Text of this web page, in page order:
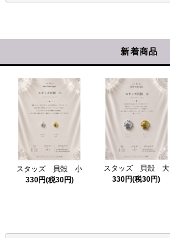
新着商品
スタッズ 貝殻 小
330円(税30円)
スタッズ 貝殻 大
330円(税30円)